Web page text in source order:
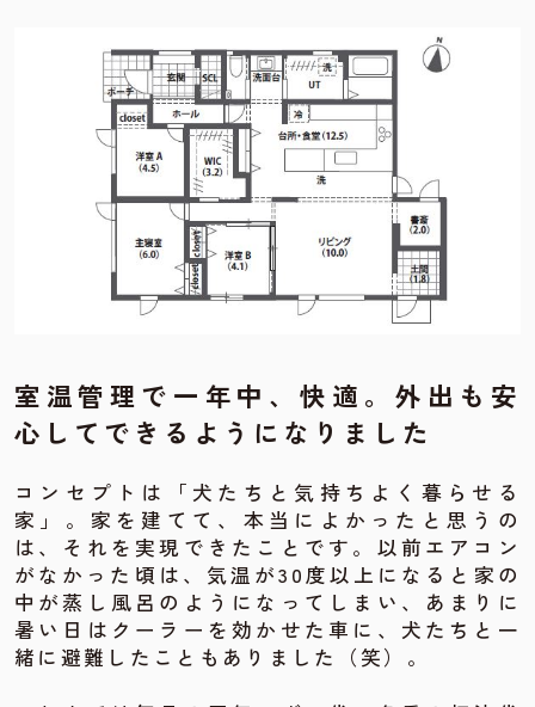
室温管理で一年中、快適。外出も安
心してできるようになりました
コンセプトは「犬たちと気持ちよく暮らせる
家」。家を建てて、本当によかったと思うの
は、それを実現できたことです。以前エアコン
がなかった頃は、気温が30度以上になると家の
中が蒸し風呂のようになってしまい、あまりに
暑い日はクーラーを効かせた車に、犬たちと一
緒に避難したこともありました（笑）。